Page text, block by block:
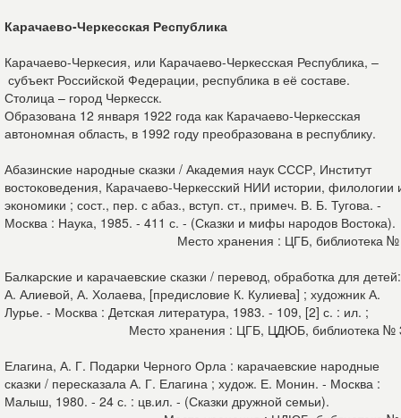
Карачаево-Черкесская Республика
Карачаево-Черкесия, или Карачаево-Черкесская Республика, –
субъект Российской Федерации, республика в её составе.
Столица – город Черкесск.
Образована 12 января 1922 года как Карачаево-Черкесская
автономная область, в 1992 году преобразована в республику.
Абазинские народные сказки / Академия наук СССР, Институт
востоковедения, Карачаево-Черкесский НИИ истории, филологии
экономики ; сост., пер. с абаз., вступ. ст., примеч. В. Б. Тугова. -
Москва : Наука, 1985. - 411 с. - (Сказки и мифы народов Востока).
Место хранения : ЦГБ, библиотека
Балкарские и карачаевские сказки / перевод, обработка для детей:
А. Алиевой, А. Холаева, [предисловие К. Кулиева] ; художник А.
Лурье. - Москва : Детская литература, 1983. - 109, [2] с. : ил. ;
Место хранения : ЦГБ, ЦДЮБ, библиотека
Елагина, А. Г. Подарки Черного Орла : карачаевские народные
сказки / пересказала А. Г. Елагина ; худож. Е. Монин. - Москва :
Малыш, 1980. - 24 с. : цв.ил. - (Сказки дружной семьи).